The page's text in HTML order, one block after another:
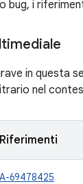
bug, i
in questa
nel
Riferimenti
A-69478425